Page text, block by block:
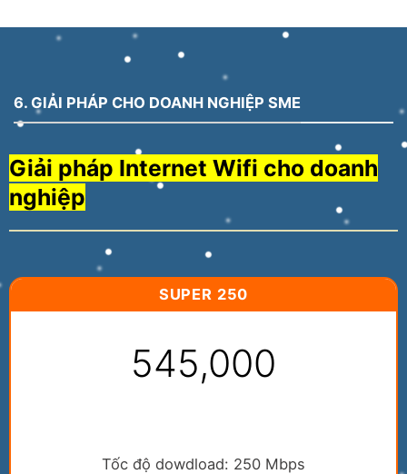
6. GIẢI PHÁP CHO DOANH NGHIỆP SME
Giải pháp Internet Wifi cho doanh
nghiệp
SUPER 250
545,000
Tốc độ dowdload: 250 Mbps